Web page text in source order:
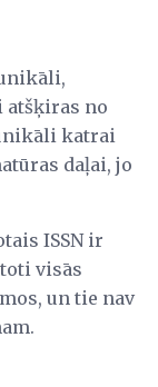
atšķiras no
katrai
daļai, jo
ISSN ir
visās
un tie nav